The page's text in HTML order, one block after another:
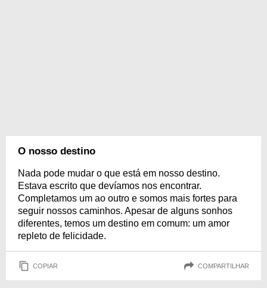
O nosso destino
Nada pode mudar o que está em nosso destino.
Estava escrito que devíamos nos encontrar.
Completamos um ao outro e somos mais fortes para
seguir nossos caminhos. Apesar de alguns sonhos
diferentes, temos um destino em comum: um amor
repleto de felicidade.
COPIAR COMPARTILHAR